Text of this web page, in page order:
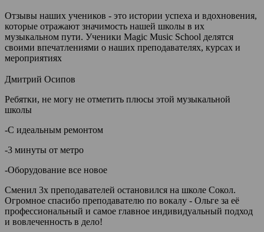
Отзывы наших учеников - это истории успеха и вдохновения,
которые отражают значимость нашей школы в их
музыкальном пути. Ученики Magic Music School делятся
своими впечатлениями о наших преподавателях, курсах и
мероприятиях
Дмитрий Осипов
Ребятки, не могу не отметить плюсы этой музыкальной
школы
-С идеальным ремонтом
-3 минуты от метро
-Оборудование все новое
Сменил 3х преподавателей остановился на школе Сокол.
Огромное спасибо преподавателю по вокалу - Ольге за её
профессиональный и самое главное индивидуальный подход
и вовлеченность в дело!